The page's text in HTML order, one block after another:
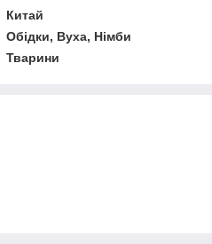
Китай
Обідки, Вуха, Німби
Тварини